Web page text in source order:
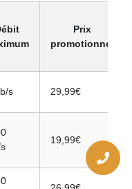
Prix
promotionnel
s 29,99€
19,99€